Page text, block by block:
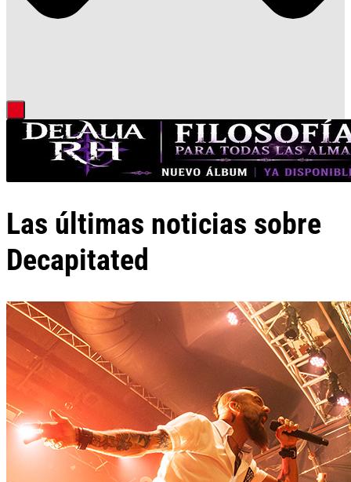
Las últimas noticias sobre
Decapitated